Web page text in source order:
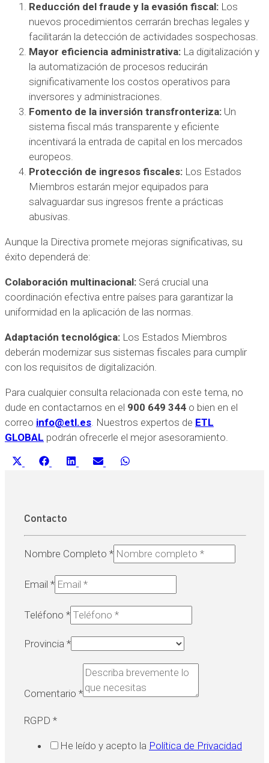
Reducción del fraude y la evasión fiscal: Los
nuevos procedimientos cerrarán brechas legales y
facilitarán la detección de actividades sospechosas.
Mayor eficiencia administrativa: La digitalización y
la automatización de procesos reducirán
significativamente los costos operativos para
inversores y administraciones.
Fomento de la inversión transfronteriza: Un
sistema fiscal más transparente y eficiente
incentivará la entrada de capital en los mercados
europeos.
Protección de ingresos fiscales: Los Estados
Miembros estarán mejor equipados para
salvaguardar sus ingresos frente a prácticas
abusivas.
Aunque la Directiva promete mejoras significativas, su
éxito dependerá de:
Colaboración multinacional: Será crucial una
coordinación efectiva entre países para garantizar la
uniformidad en la aplicación de las normas.
Adaptación tecnológica: Los Estados Miembros
deberán modernizar sus sistemas fiscales para cumplir
con los requisitos de digitalización.
Para cualquier consulta relacionada con este tema, no
dude en contactarnos en el 900 649 344 o bien en el
correo info@etl.es. Nuestros expertos de ETL
GLOBAL podrán ofrecerle el mejor asesoramiento.
CompartirCompartir
FacebookCompartir
LinkedInCompartir
Email
Contacto
Nombre Completo *
Email *
Teléfono *
Provincia *
Comentario *
RGPD *
He leído y acepto la Política de Privacidad